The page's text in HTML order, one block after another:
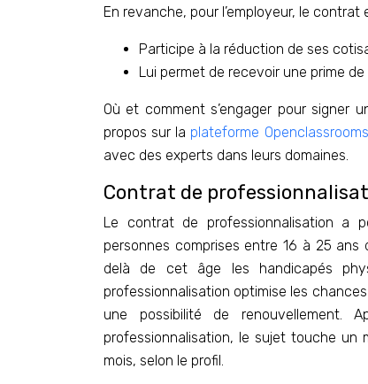
En revanche, pour l’employeur, le contrat
Participe à la réduction de ses
Lui permet de recevoir une prime
Où et comment s’engager pour signer
propos sur la plateforme
avec des experts dans leurs domaines.
Contrat de
Le contrat de professionnalisation a
personnes comprises entre 16 à 25
delà de cet âge les handicapés
professionnalisation optimise les
une possibilité de
professionnalisation, le sujet touche un
mois, selon le profil.